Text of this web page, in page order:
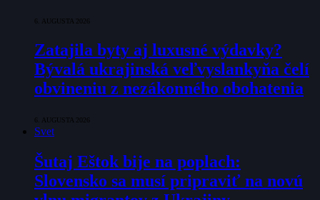
6. AUGUSTA 2026
Zatajila byty aj luxusné výdavky?
Bývalá ukrajinská veľvyslankyňa čelí
obvineniu z nezákonného obohatenia
6. AUGUSTA 2026
Svet
Šutaj Eštok bije na poplach:
Slovensko sa musí pripraviť na novú